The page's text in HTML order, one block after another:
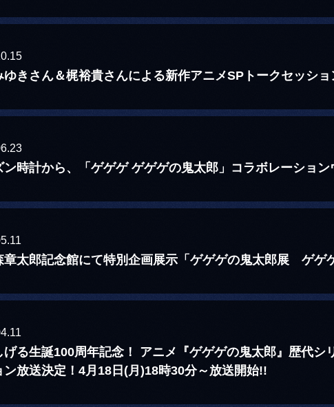
ゆきさん＆梶裕貴さんによる新作アニメSPトークセッショ
ン時計から、「ゲゲゲ ゲゲゲの鬼太郎」コラボレーション
章太郎記念館にて特別企画展示「ゲゲゲの鬼太郎展 ゲゲ
げる生誕100周年記念！ アニメ『ゲゲゲの鬼太郎』歴代
ン放送決定！4月18日(月)18時30分～放送開始!!